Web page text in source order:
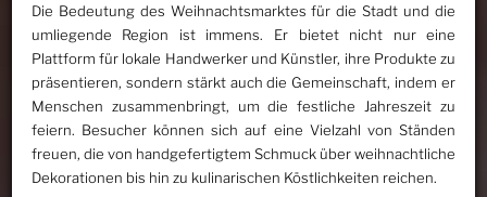
Die Bedeutung des Weihnachtsmarktes für die Stadt und die
umliegende Region ist immens. Er bietet nicht nur eine
Plattform für lokale Handwerker und Künstler, ihre Produkte zu
präsentieren, sondern stärkt auch die Gemeinschaft, indem er
Menschen zusammenbringt, um die festliche Jahreszeit zu
feiern. Besucher können sich auf eine Vielzahl von Ständen
freuen, die von handgefertigtem Schmuck über weihnachtliche
Dekorationen bis hin zu kulinarischen Köstlichkeiten reichen.